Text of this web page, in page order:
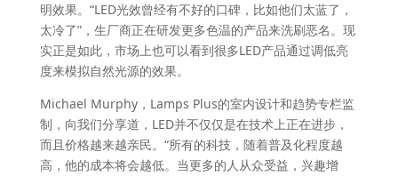
明效果。“LED光效曾经有不好的口碑，比如他们太蓝了，
太冷了”，生厂商正在研发更多色温的产品来洗刷恶名。现
实正是如此，市场上也可以看到很多LED产品通过调低亮
度来模拟自然光源的效果。
Michael Murphy，Lamps Plus的室内设计和趋势专栏监
制，向我们分享道，LED并不仅仅是在技术上正在进步，
而且价格越来越亲民。“所有的科技，随着普及化程度越
高，他的成本将会越低。当更多的人从众受益，兴趣增